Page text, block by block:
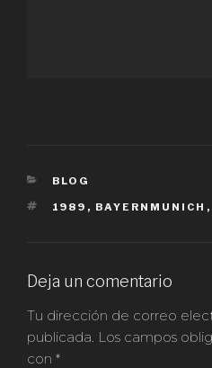
CATEGORÍAS
BLOG
ETIQUETAS
1989 , BAYERNMUNICH ,
Deja un comentario
Tu dirección de correo
publicada. Los campos
con *